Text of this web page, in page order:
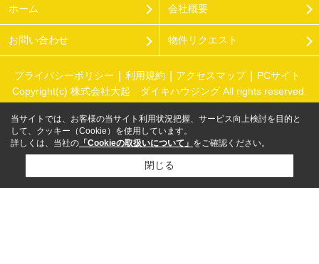
ホーム 会社概要
お問い合わせ 物件リクエスト
プライバシーポリシー 利用規約 アクセスマップ
PCサイト
Copyright(c) 株式会社大起 ダイキハウジング All rights reserved.
当サイトでは、お客様の当サイト利用状況把握、サービス向上検討を目的と
して、クッキー（Cookie）を使用しています。
詳しくは、当社の 「Cookieの取扱いについて」 をご確認ください。
閉じる